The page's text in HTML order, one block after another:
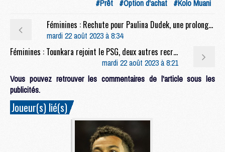
#Prêt #Option d'achat #Kolo Muani
Féminines : Rechute pour Paulina Dudek, une prolongation en très bonne voie
mardi 22 août 2023 à 8:34
Féminines : Tounkara rejoint le PSG, deux autres recrues espérées
mardi 22 août 2023 à 8:21
Vous pouvez retrouver les commentaires de l'article sous les
publicités.
Joueur(s) lié(s)